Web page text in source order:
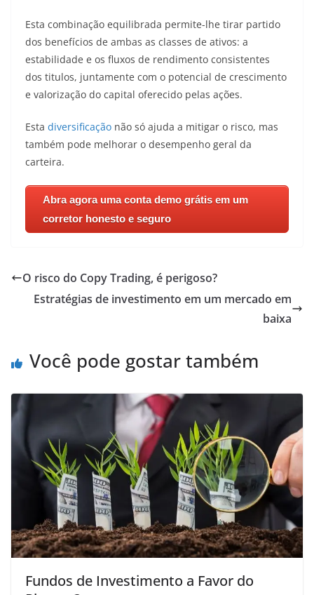
Esta combinação equilibrada permite-lhe tirar partido
dos benefícios de ambas as classes de ativos: a
estabilidade e os fluxos de rendimento consistentes
dos titulos, juntamente com o potencial de crescimento
e valorização do capital oferecido pelas ações.
Esta diversificação não só ajuda a mitigar o risco, mas
também pode melhorar o desempenho geral da
carteira.
Abra agora uma conta demo grátis em um
corretor honesto e seguro
O risco do Copy Trading, é perigoso?
Estratégias de investimento em um mercado em
baixa
Você pode gostar também
Fundos de Investimento a Favor do